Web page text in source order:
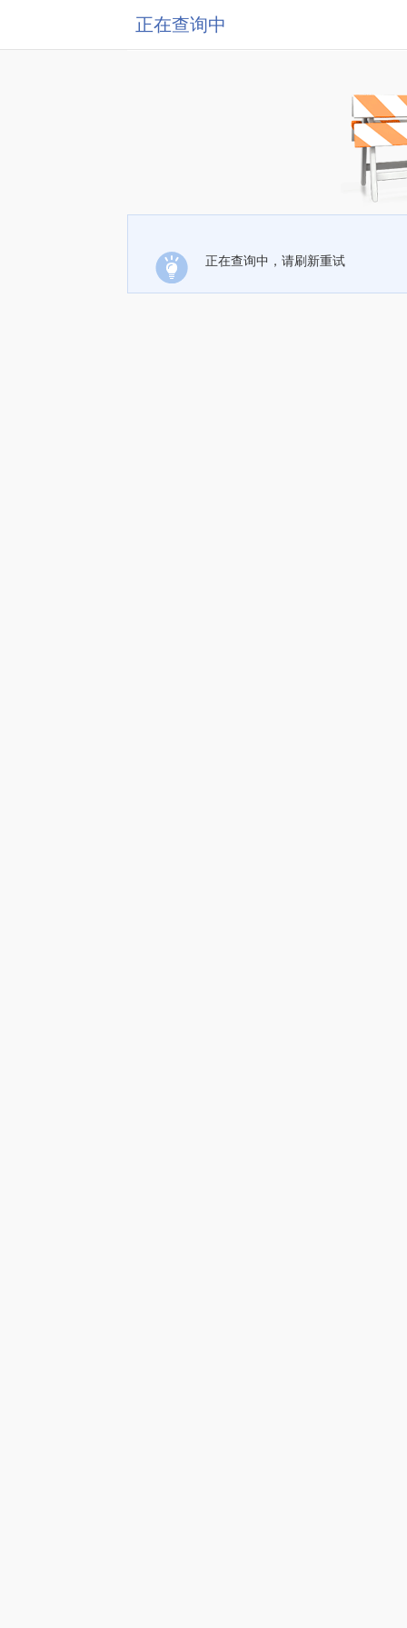
正在查询中
正在查询中，请刷新重试